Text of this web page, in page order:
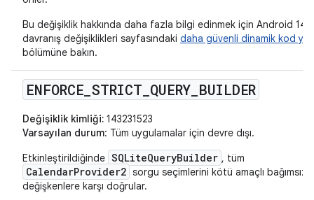
Bu değişiklik hakkında daha fazla bilgi edinmek için Android 14
davranış değişiklikleri sayfasındaki daha güvenli dinamik kod
bölümüne bakın.
ENFORCE STRICT QUERY BUILDER
Değişiklik kimliği: 143231523
Varsayılan durum: Tüm uygulamalar için devre dışı.
Etkinleştirildiğinde SQLiteQueryBuilder , tüm
CalendarProvider2 sorgu seçimlerini kötü amaçlı bağımsız
değişkenlere karşı doğrular.